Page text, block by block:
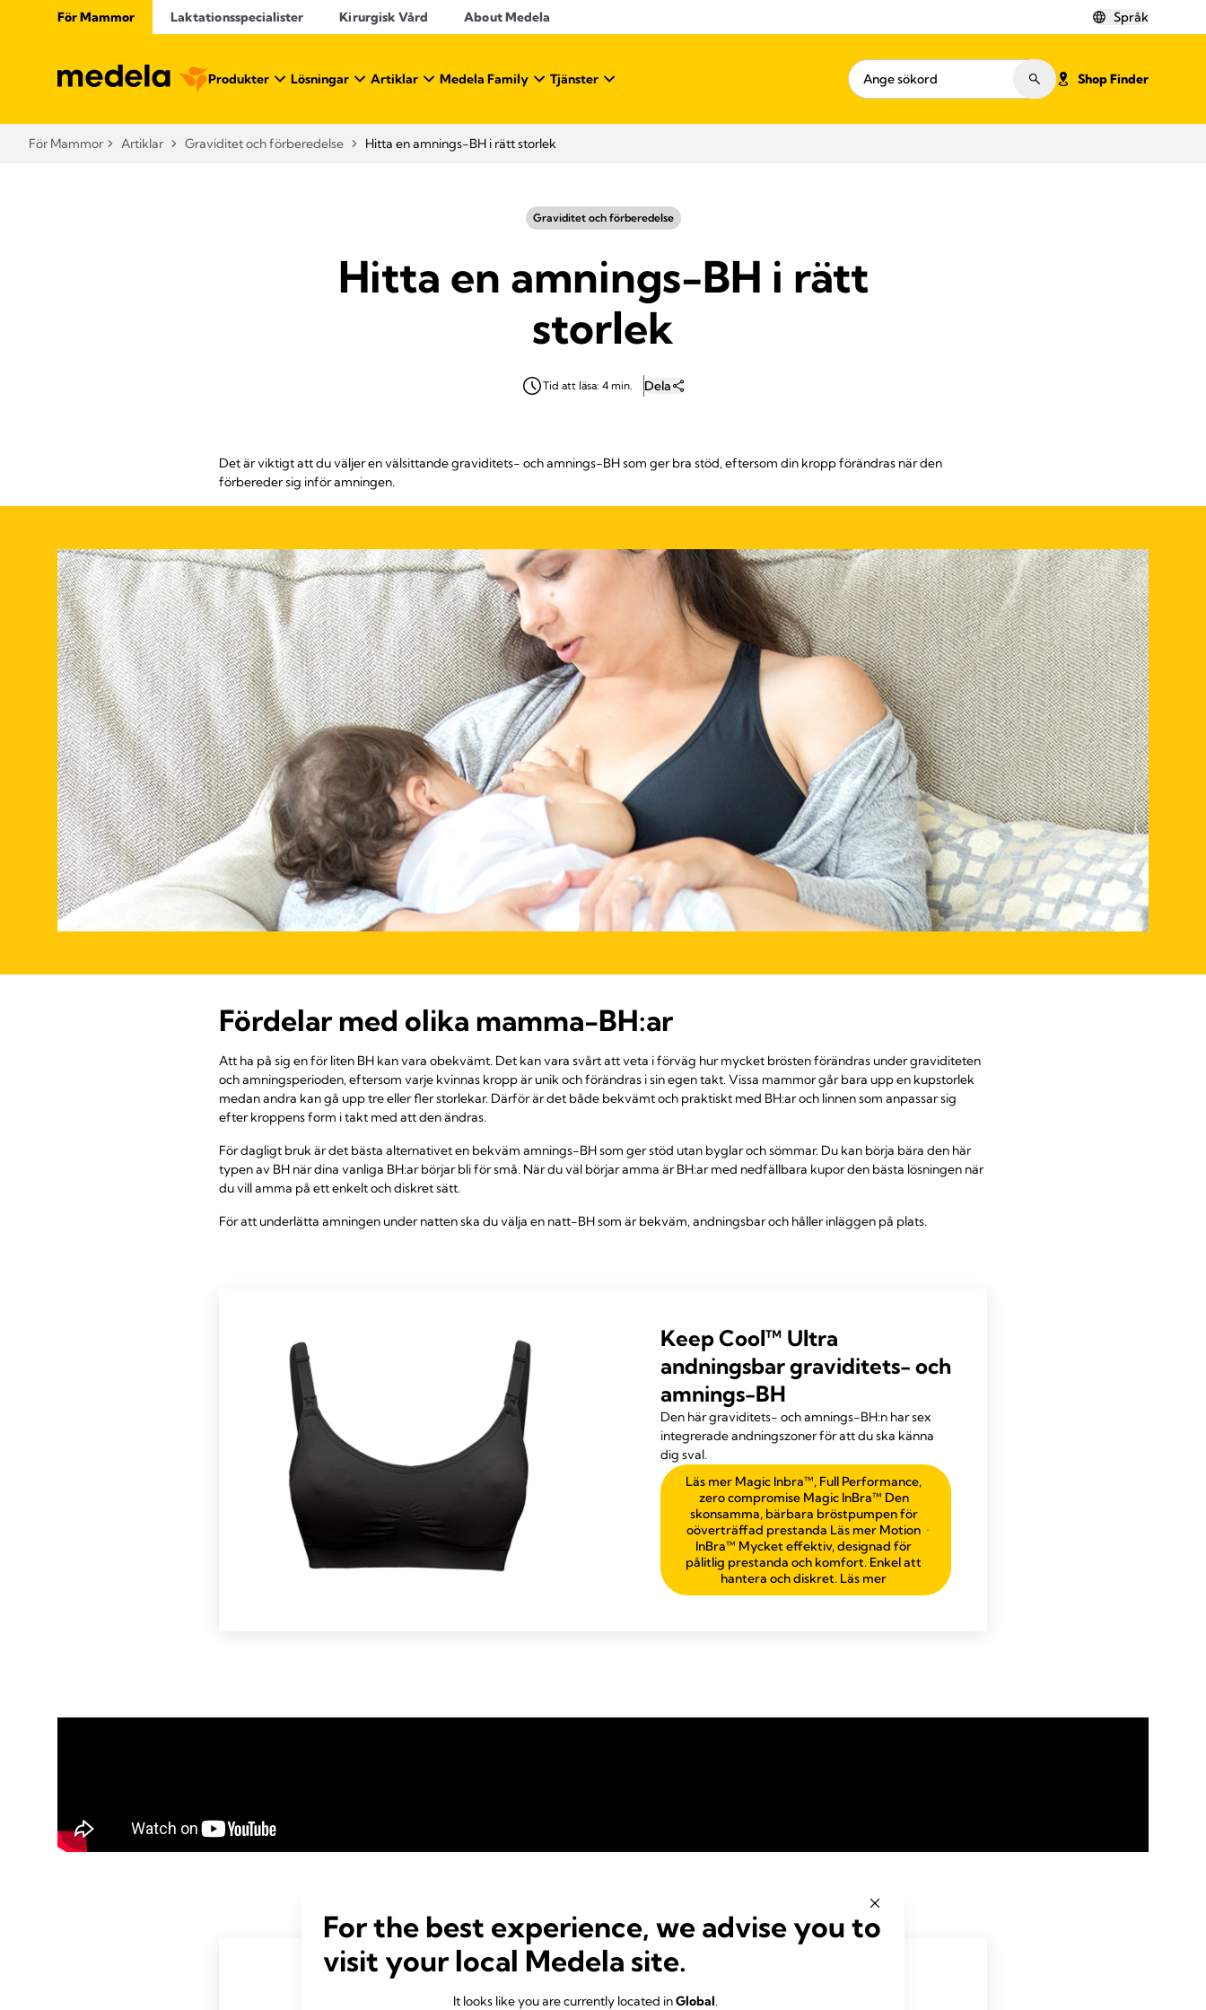
För Mammor Laktationsspecialister Kirurgisk Vård About Medela Språk
Produkter Lösningar Artiklar Medela Family Tjänster Shop Finder
För Mammor Artiklar Graviditet och förberedelse Hitta en amnings-BH i rätt storlek
Graviditet och förberedelse
Hitta en amnings-BH i rätt
storlek
Tid att läsa: 4 min. Dela
Det är viktigt att du väljer en välsittande graviditets- och amnings-BH som ger bra stöd, eftersom din kropp förändras när den
förbereder sig inför amningen.
Fördelar med olika mamma-BH:ar
Att ha på sig en för liten BH kan vara obekvämt. Det kan vara svårt att veta i förväg hur mycket brösten förändras under graviditeten
och amningsperioden, eftersom varje kvinnas kropp är unik och förändras i sin egen takt. Vissa mammor går bara upp en kupstorlek
medan andra kan gå upp tre eller fler storlekar. Därför är det både bekvämt och praktiskt med BH:ar och linnen som anpassar sig
efter kroppens form i takt med att den ändras.
För dagligt bruk är det bästa alternativet en bekväm amnings-BH som ger stöd utan byglar och sömmar. Du kan börja bära den här
typen av BH när dina vanliga BH:ar börjar bli för små. När du väl börjar amma är BH:ar med nedfällbara kupor den bästa lösningen när
du vill amma på ett enkelt och diskret sätt.
För att underlätta amningen under natten ska du välja en natt-BH som är bekväm, andningsbar och håller inläggen på plats.
Keep Cool™ Ultra
andningsbar graviditets- och
amnings-BH
Den här graviditets- och amnings-BH:n har sex
integrerade andningszoner för att du ska känna
dig sval.
Läs mer Magic Inbra™, Full Performance,
zero compromise Magic InBra™ Den
skonsamma, bärbara bröstpumpen för
oöverträffad prestanda Läs mer Motion
InBra™ Mycket effektiv, designad för
pålitlig prestanda och komfort. Enkel att
hantera och diskret. Läs mer
For the best experience, we advise you to
visit your local Medela site.
It looks like you are currently located inGlobal.